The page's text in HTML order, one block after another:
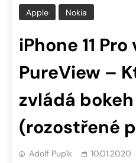
Apple Nokia
iPhone 11
PureView –
zvládá
(rozostřené
Adolf Pupík 10.01.2020